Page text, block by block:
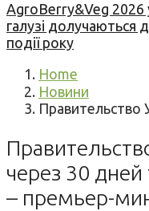
AgroBerry&Veg 2026
галузі долучаються
події року
Home
Новини
через 30
– премьер-